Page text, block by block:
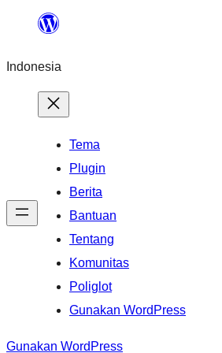
Lewati
konten
Indonesia
Tema
Plugin
Berita
Bantuan
Tentang
Komunitas
Poliglot
Gunakan WordPress
Gunakan WordPress